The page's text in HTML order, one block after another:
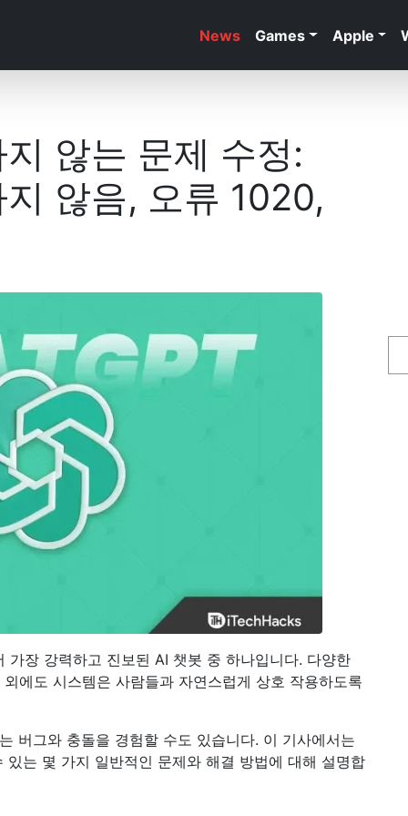
News Games Apple
않는 문제 수정:
않음, 오류 1020,
장 강력하고 진보된 AI 챗봇 중 하나입니다. 다양한
에도 시스템은 사람들과 자연스럽게 상호 작용하도록
버그와 충돌을 경험할 수도 있습니다. 이 기사에서는
는 몇 가지 일반적인 문제와 해결 방법에 대해 설명합